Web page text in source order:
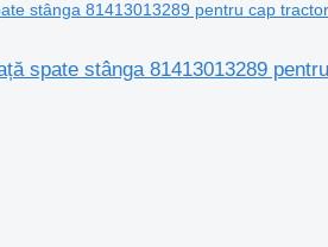
spate stânga 81413013289